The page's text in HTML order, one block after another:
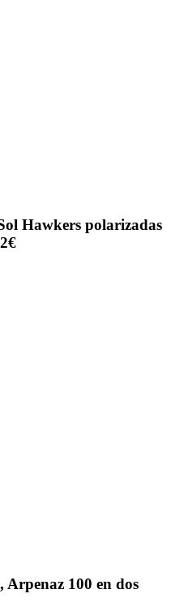
Hawkers polarizadas
100 en dos